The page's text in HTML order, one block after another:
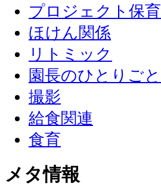
プロジェクト保育
ほけん関係
リトミック
園長のひとりごと
撮影
給食関連
食育
メタ情報